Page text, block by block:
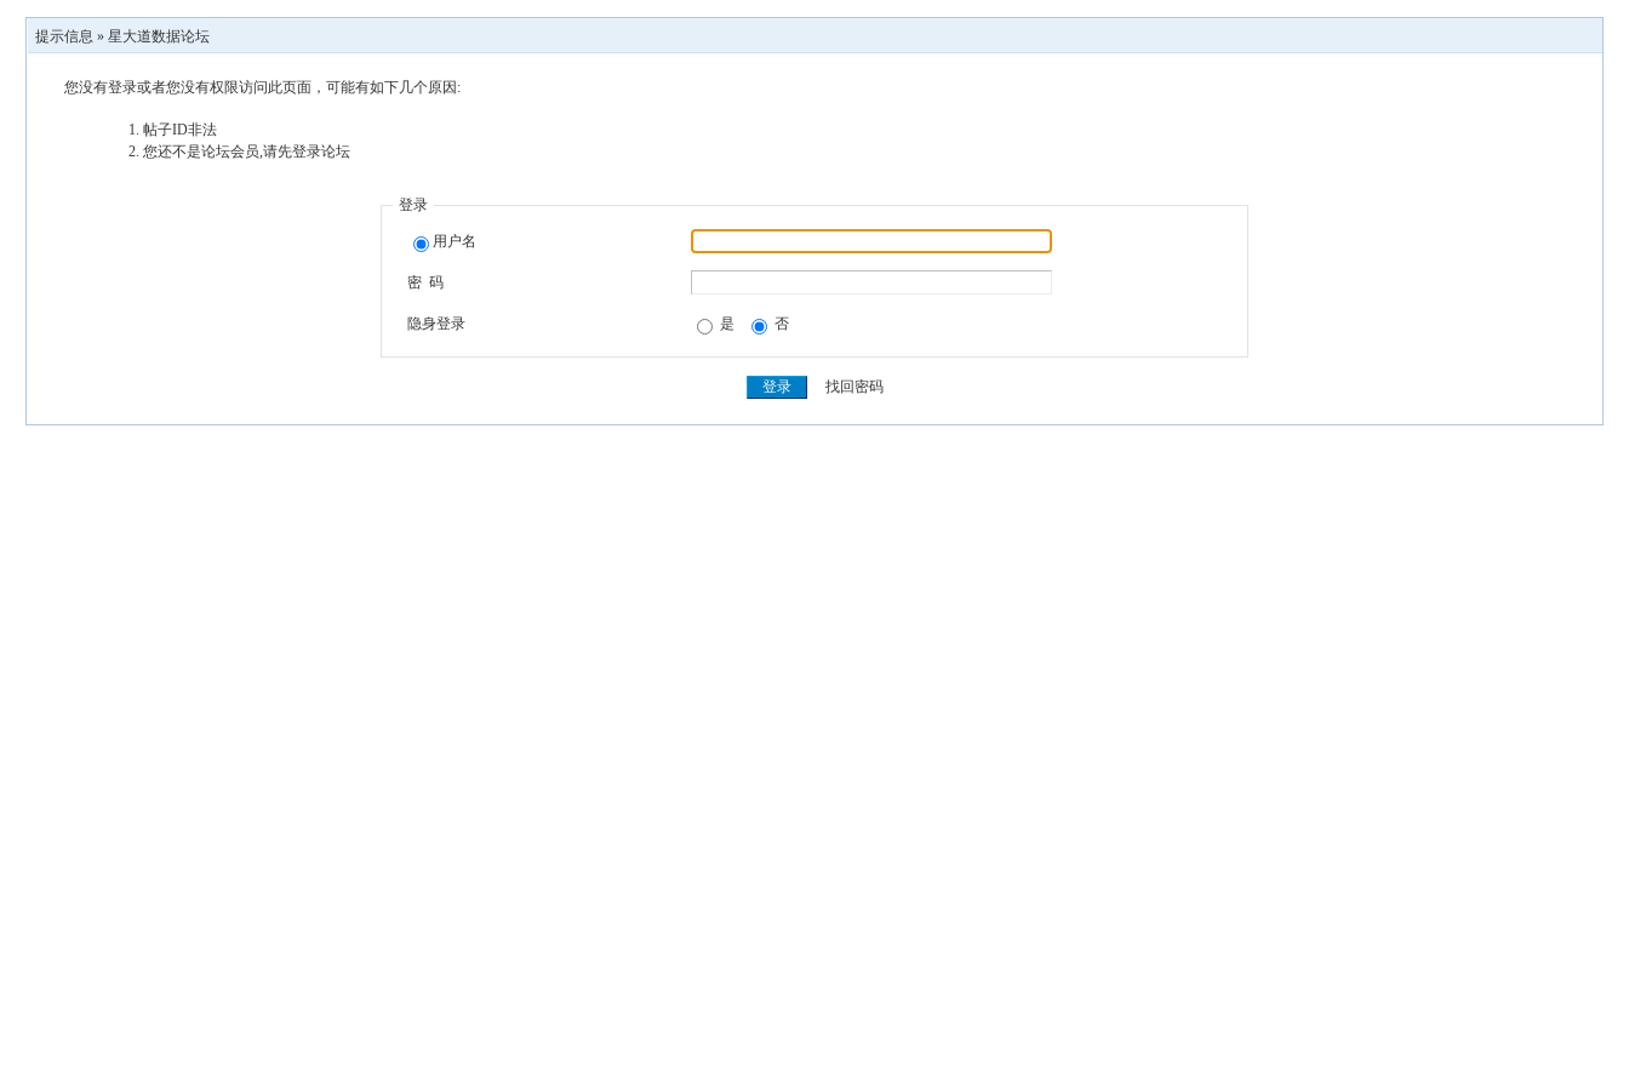
提示信息 » 星大道数据论坛
您没有登录或者您没有权限访问此页面，可能有如下几个原因:
帖子ID非法
您还不是论坛会员,请先登录论坛
登录
用户名
密 码
隐身登录 是 否
找回密码